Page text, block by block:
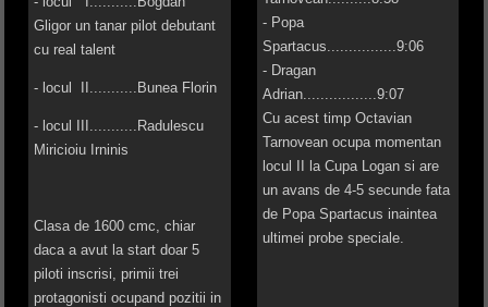
Gligor un tanar pilot debutant
cu real talent
- locul II...........Bunea Florin
- locul III...........Radulescu
Miricioiu Irninis
Clasa de 1600 cmc, chiar
daca a avut la start doar 5
piloti inscrisi, primii trei
protagonisti ocupand pozitii in
- Popa
Spartacus................9:06
- Dragan
Adrian.................9:07
Cu acest timp Octavian
Tarnovean ocupa momentan
locul II la Cupa Logan si are
un avans de 4-5 secunde fata
de Popa Spartacus inaintea
ultimei probe speciale.